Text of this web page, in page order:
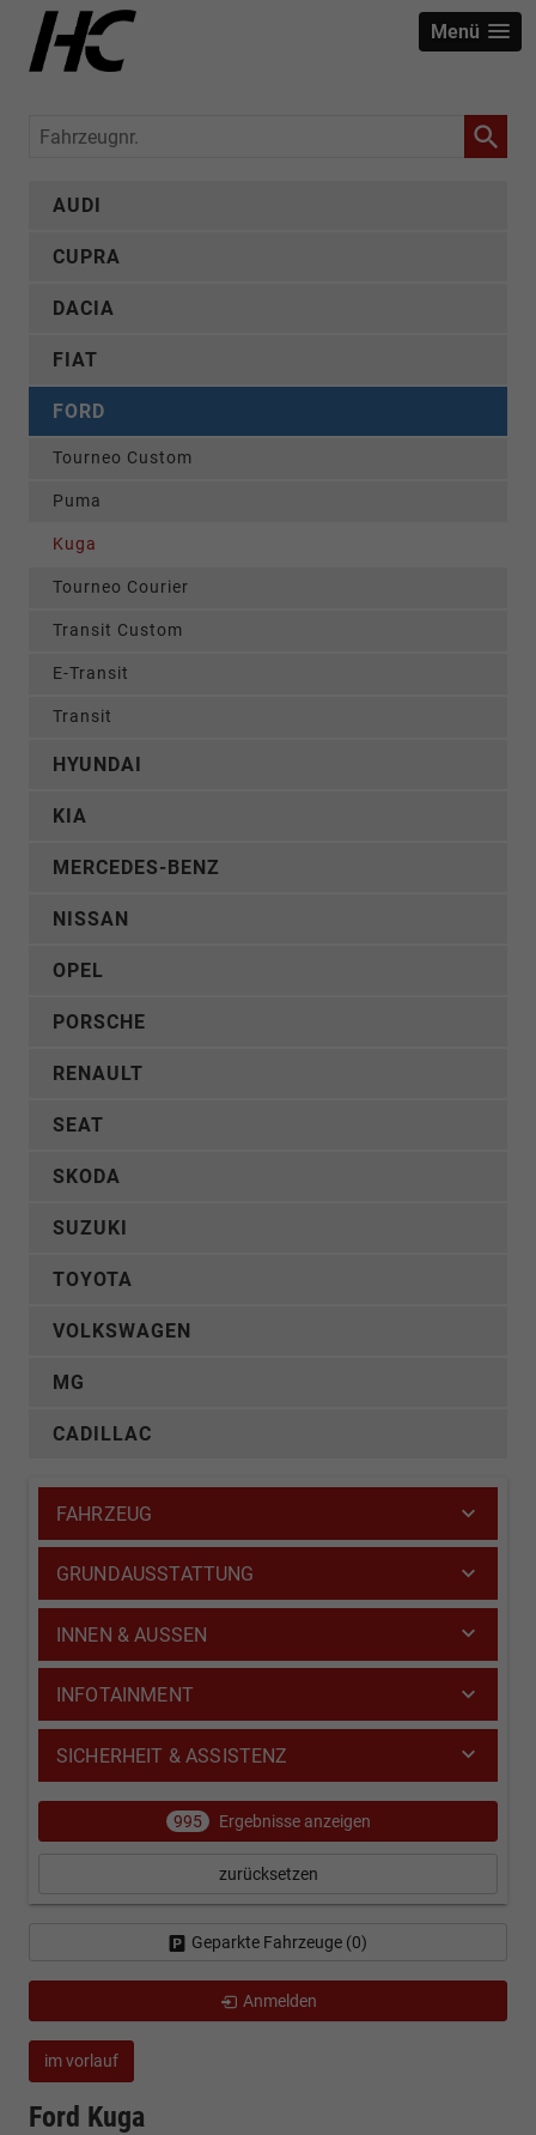
Menü
im vorlauf
Ford Kuga
Fahrzeugnr.
AUDI
CUPRA
DACIA
FIAT
FORD
Tourneo Custom
Puma
Kuga
Tourneo Courier
Transit Custom
E-Transit
Transit
HYUNDAI
KIA
MERCEDES-BENZ
NISSAN
OPEL
PORSCHE
RENAULT
SEAT
SKODA
SUZUKI
TOYOTA
VOLKSWAGEN
MG
CADILLAC
FAHRZEUG
GRUNDAUSSTATTUNG
INNEN & AUSSEN
INFOTAINMENT
SICHERHEIT & ASSISTENZ
995 Ergebnisse anzeigen
zurücksetzen
Geparkte Fahrzeuge (0)
Anmelden